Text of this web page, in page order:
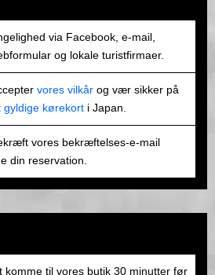
via Facebook, e-mail,
og lokale turistfirmaer.
vores vilkår og vær sikker på
gyldige kørekort i Japan.
vores bekræftelses-e-mail
din reservation.
komme til vores butik 30 minutter før